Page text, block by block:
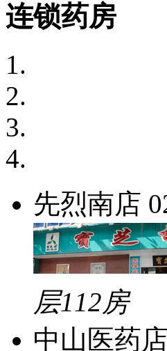
连锁药房
先烈南店
层112房
中山医药店